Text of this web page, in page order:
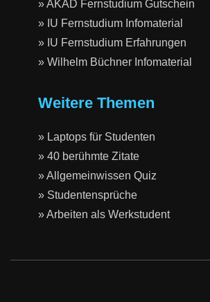
» AKAD Fernstudium Gutschein
» IU Fernstudium Infomaterial
» IU Fernstudium Erfahrungen
» Wilhelm Büchner Infomaterial
Weitere Themen
» Laptops für Studenten
» 40 berühmte Zitate
» Allgemeinwissen Quiz
» Studentensprüche
» Arbeiten als Werkstudent